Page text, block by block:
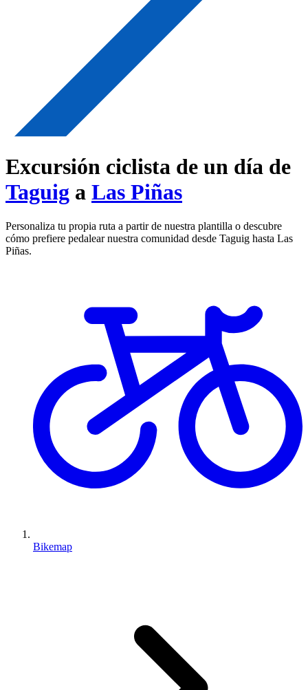
Excursión ciclista de un día de
Taguig a Las Piñas
Personaliza tu propia ruta a partir de nuestra plantilla o descubre
cómo prefiere pedalear nuestra comunidad desde Taguig hasta Las
Piñas.
Bikemap